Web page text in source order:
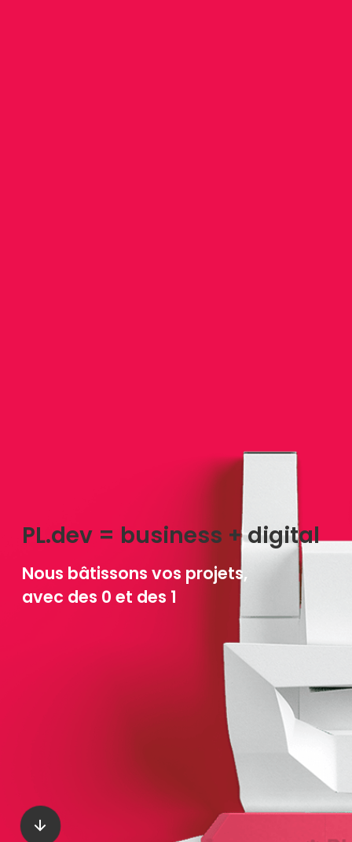
PL.dev = business +digital
Nous bâtissons vos projets,
avec des 0 et des 1